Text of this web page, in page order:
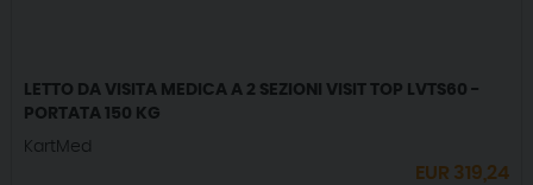
LETTO DA VISITA MEDICA A 2 SEZIONI VISIT TOP LVTS60 -
PORTATA 150 KG
KartMed
EUR 319,24